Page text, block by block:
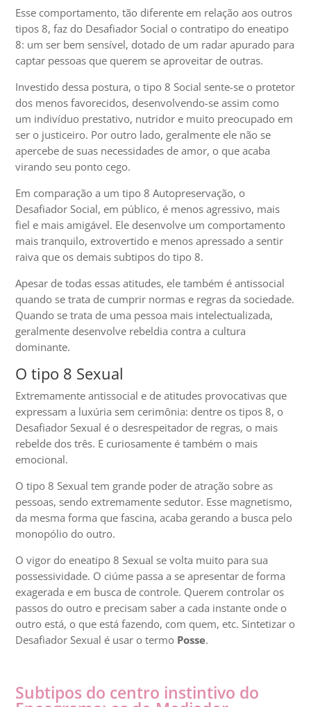
Esse comportamento, tão diferente em relação aos outros
tipos 8, faz do Desafiador Social o contratipo do eneatipo
8: um ser bem sensível, dotado de um radar apurado para
captar pessoas que querem se aproveitar de outras.
Investido dessa postura, o tipo 8 Social sente-se o protetor
dos menos favorecidos, desenvolvendo-se assim como
um indivíduo prestativo, nutridor e muito preocupado em
ser o justiceiro. Por outro lado, geralmente ele não se
apercebe de suas necessidades de amor, o que acaba
virando seu ponto cego.
Em comparação a um tipo 8 Autopreservação, o
Desafiador Social, em público, é menos agressivo, mais
fiel e mais amigável. Ele desenvolve um comportamento
mais tranquilo, extrovertido e menos apressado a sentir
raiva que os demais subtipos do tipo 8.
Apesar de todas essas atitudes, ele também é antissocial
quando se trata de cumprir normas e regras da sociedade.
Quando se trata de uma pessoa mais intelectualizada,
geralmente desenvolve rebeldia contra a cultura
dominante.
O tipo 8 Sexual
Extremamente antissocial e de atitudes provocativas que
expressam a luxúria sem cerimônia: dentre os tipos 8, o
Desafiador Sexual é o desrespeitador de regras, o mais
rebelde dos três. E curiosamente é também o mais
emocional.
O tipo 8 Sexual tem grande poder de atração sobre as
pessoas, sendo extremamente sedutor. Esse magnetismo,
da mesma forma que fascina, acaba gerando a busca pelo
monopólio do outro.
O vigor do eneatipo 8 Sexual se volta muito para sua
possessividade. O ciúme passa a se apresentar de forma
exagerada e em busca de controle. Querem controlar os
passos do outro e precisam saber a cada instante onde o
outro está, o que está fazendo, com quem, etc. Sintetizar o
Desafiador Sexual é usar o termo Posse.
Subtipos do centro instintivo do